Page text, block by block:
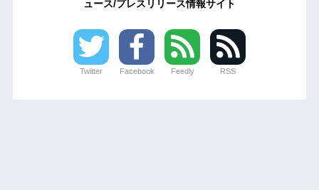
ュース/プレスリリース情報サイト
Twitter Facebook Feedly RSS